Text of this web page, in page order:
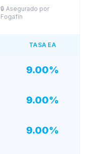
🔒 Asegurado por
Fogafín
TASA EA
9.00%
9.00%
9.00%